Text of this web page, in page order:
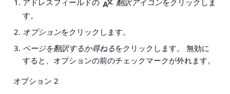
アドレスフィールドの
翻訳アイコンをクリックしま
す。
オプションをクリックします。
ページを翻訳するか尋ねるをクリックします。 無効に
すると、オプションの前のチェックマークが外れます。
オプション 2